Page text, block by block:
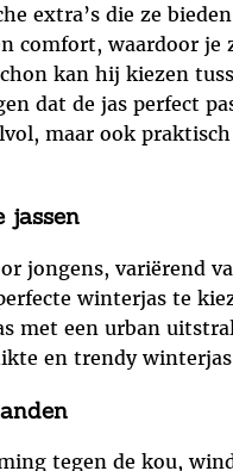
extra’s die ze
comfort, waardoor
kan hij kiezen
dat de jas perfect
maar ook
jassen
jongens, variërend
winterjas te
met een urban
en trendy
tegen de kou,